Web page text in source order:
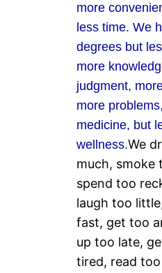
more
less time. We
degrees but
more
judgment,
more
medicine, but
wellness.We
much, smoke
spend too
laugh too
fast, get too
up too late,
tired, read